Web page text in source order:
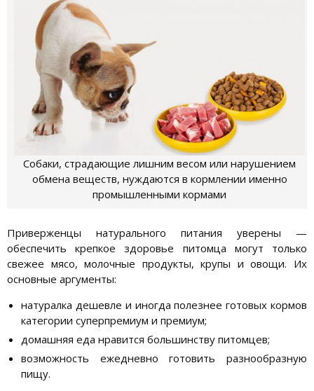
Собаки, страдающие лишним весом или нарушением
обмена веществ, нуждаются в кормлении именно
промышленными кормами
Приверженцы натурального питания уверены —
обеспечить крепкое здоровье питомца могут только
свежее мясо, молочные продукты, крупы и овощи. Их
основные аргументы:
натуралка дешевле и иногда полезнее готовых кормов
категории суперпремиум и премиум;
домашняя еда нравится большинству питомцев;
возможность ежедневно готовить разнообразную
пищу.